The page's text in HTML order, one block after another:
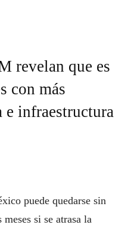
revelan que es
con más
e infraestructura
puede quedarse sin
si se atrasa la